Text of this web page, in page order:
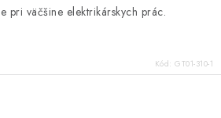
pri väčšine elektrikárskych prác.
Kód: GT01-310-1